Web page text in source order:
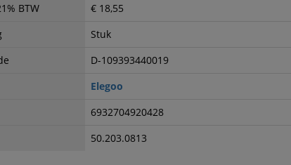
BTW
€ 18,55
Stuk
D-109393440019
Elegoo
6932704920428
50.203.0813